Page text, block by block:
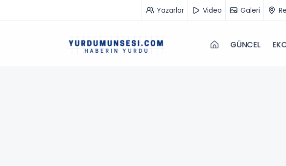
Yazarlar Video Galeri
GÜNCEL